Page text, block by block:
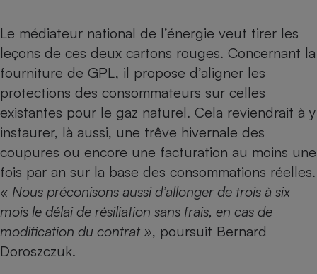
Le médiateur national de l’énergie veut tirer les
leçons de ces deux cartons rouges. Concernant la
fourniture de GPL, il propose d’aligner les
protections des consommateurs sur celles
existantes pour le gaz naturel. Cela reviendrait à y
instaurer, là aussi, une trêve hivernale des
coupures ou encore une facturation au moins une
fois par an sur la base des consommations réelles.
« Nous préconisons aussi d’allonger de trois à six
mois le délai de résiliation sans frais, en cas de
modification du contrat », poursuit Bernard
Doroszczuk.